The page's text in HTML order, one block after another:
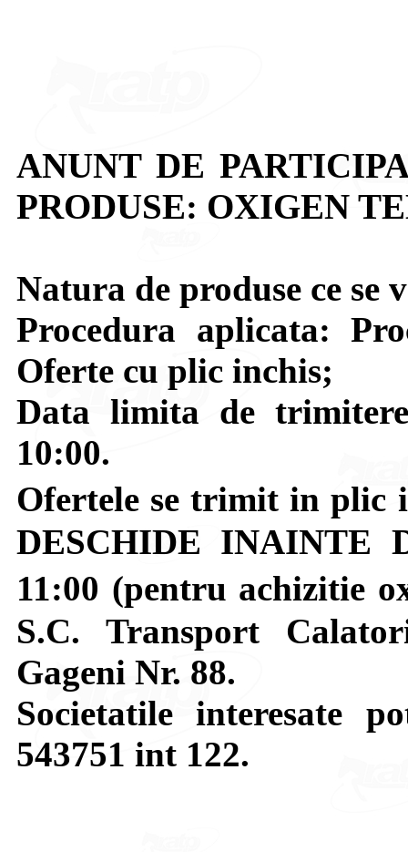
ANUNT DE
PRODUSE: OXIGEN
Natura de produse ce
Procedura aplicata:
Oferte cu plic inchis;
Data limita de
10:00.
Ofertele se trimit in plic
DESCHIDE INAINTE
11:00 (pentru achizitie
S.C. Transport
Gageni Nr. 88.
Societatile interesate
543751 int 122.